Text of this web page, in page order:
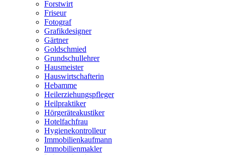
Forstwirt
Friseur
Fotograf
Grafikdesigner
Gärtner
Goldschmied
Grundschullehrer
Hausmeister
Hauswirtschafterin
Hebamme
Heilerziehungspfleger
Heilpraktiker
Hörgeräteakustiker
Hotelfachfrau
Hygienekontrolleur
Immobilienkaufmann
Immobilienmakler